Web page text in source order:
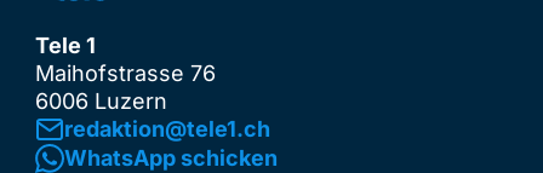
Tele 1
Maihofstrasse 76
6006 Luzern
redaktion@tele1.ch
WhatsApp schicken